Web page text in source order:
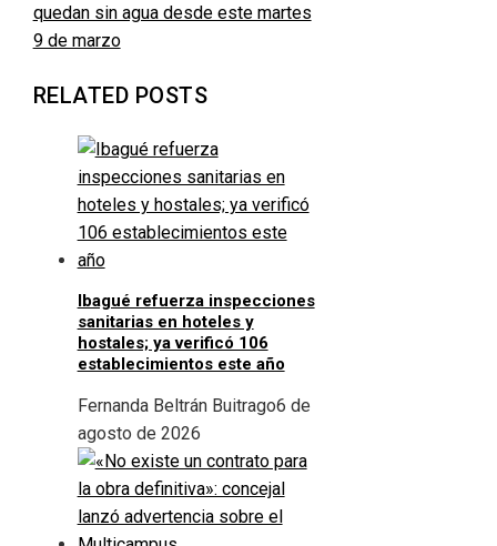
quedan sin agua desde este martes
9 de marzo
RELATED POSTS
Ibagué refuerza inspecciones
sanitarias en hoteles y
hostales; ya verificó 106
establecimientos este año
Fernanda Beltrán Buitrago6 de
agosto de 2026